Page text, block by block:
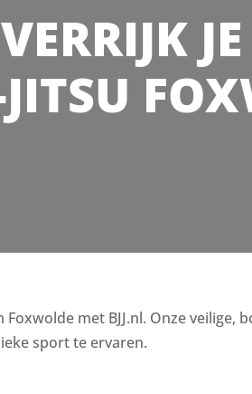
met BJJ.nl. Onze veilige,
sport te ervaren.